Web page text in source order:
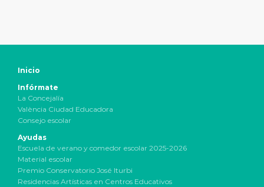
Inicio
Infórmate
La Concejalía
València Ciudad Educadora
Consejo escolar
Ayudas
Escuela de verano y comedor escolar 2025-2026
Material escolar
Premio Conservatorio José Iturbi
Residencias Artísticas en Centros Educativos